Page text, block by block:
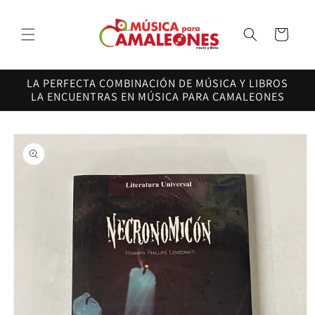
al contenido
Carrito
LA PERFECTA COMBINACIÓN DE MÚSICA Y LIBROS
LA ENCUENTRAS EN MÚSICA PARA CAMALEONES
directamente
a la
información
del producto